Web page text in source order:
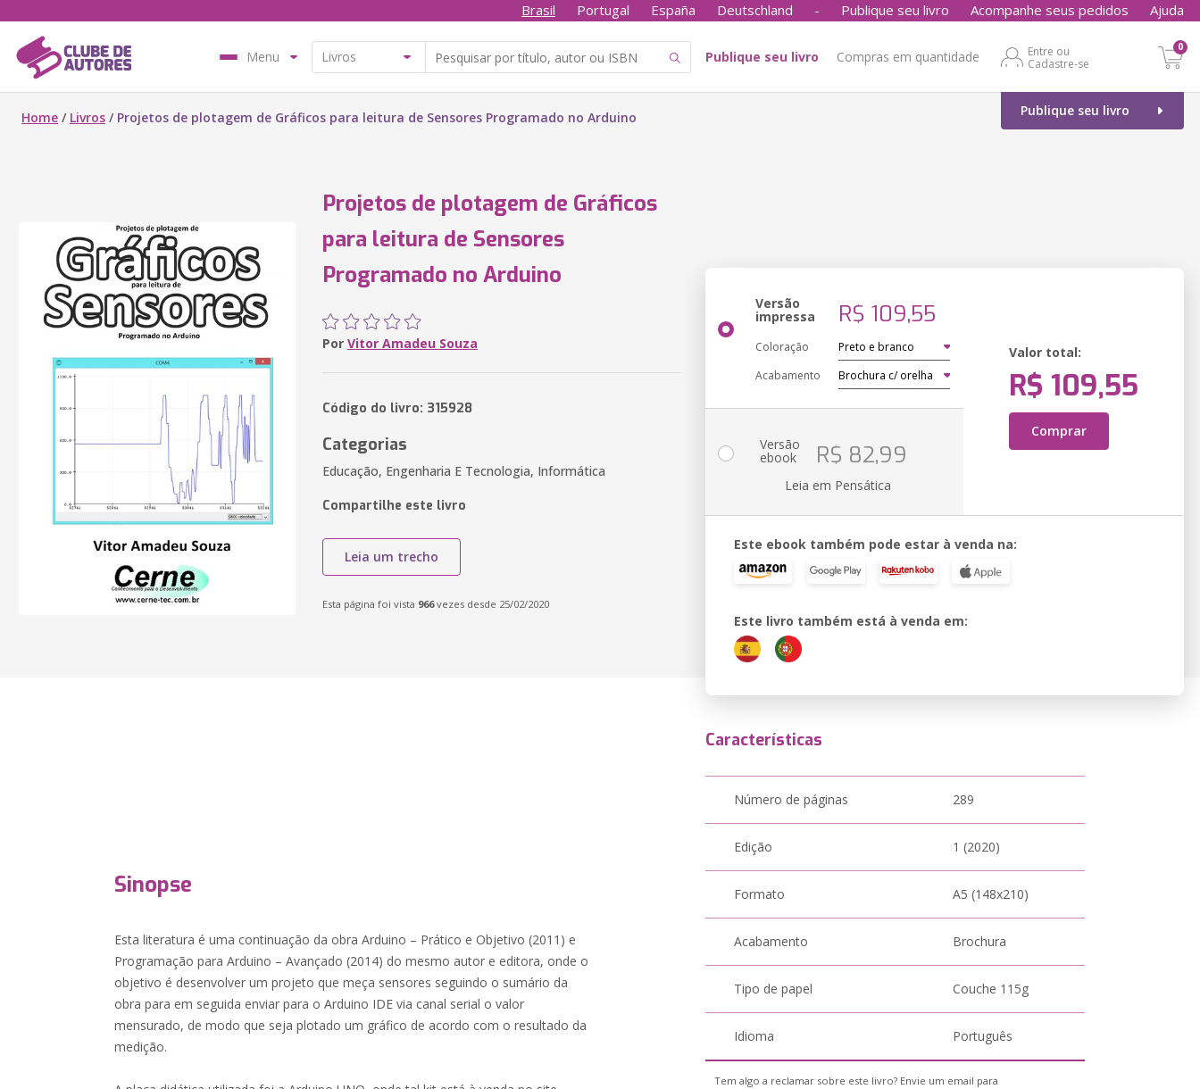
Brasil Portugal España Deutschland - Publique seu livro Acompanhe seus pedidos Ajuda
Menu Publique seu livro Compras em quantidade
Entre ou
Cadastre-se
0
Publique seu livro
Home / Livros / Projetos de plotagem de Gráficos para leitura de Sensores Programado no Arduino
Projetos de plotagem de Gráficos
para leitura de Sensores
Programado no Arduino
Por Vitor Amadeu Souza
Código do livro: 315928
Categorias
Educação, Engenharia E Tecnologia, Informática
Compartilhe este livro
Leia um trecho
Esta página foi vista 966vezes desde 25/02/2020
Versão
impressa R$ 109,55
Coloração
Acabamento
Valor total:
R$ 109,55
Comprar
Versão
ebook R$ 82,99
Leia em Pensática
Este ebook também pode estar à venda na:
Este livro também está à venda em:
Sinopse
Esta literatura é uma continuação da obra Arduino – Prático e Objetivo (2011) e
Programação para Arduino – Avançado (2014) do mesmo autor e editora, onde o
objetivo é desenvolver um projeto que meça sensores seguindo o sumário da
obra para em seguida enviar para o Arduino IDE via canal serial o valor
mensurado, de modo que seja plotado um gráfico de acordo com o resultado da
medição.
Características
Número de páginas 289
Edição 1 (2020)
Formato A5 (148x210)
Acabamento Brochura
Tipo de papel Couche 115g
Idioma Português
Tem algo a reclamar sobre este livro? Envie um email para